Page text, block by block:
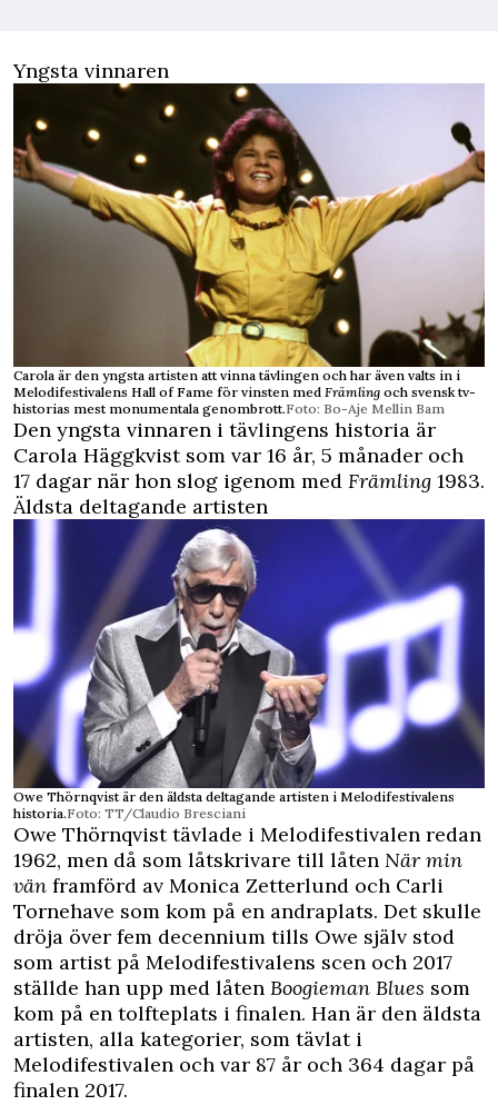
Yngsta vinnaren
Carola är den yngsta artisten att vinna tävlingen och har även valts in i
Melodifestivalens Hall of Fame för vinsten med Främling och svensk tv-
historias mest monumentala genombrott.Foto: Bo-Aje Mellin Bam
Den yngsta vinnaren i tävlingens historia är
Carola Häggkvist som var 16 år, 5 månader och
17 dagar när hon slog igenom med Främling 1983.
Äldsta deltagande artisten
Owe Thörnqvist är den äldsta deltagande artisten i Melodifestivalens
historia.Foto: TT/Claudio Bresciani
Owe Thörnqvist tävlade i Melodifestivalen redan
1962, men då som låtskrivare till låten När min
vän framförd av Monica Zetterlund och Carli
Tornehave som kom på en andraplats. Det skulle
dröja över fem decennium tills Owe själv stod
som artist på Melodifestivalens scen och 2017
ställde han upp med låten Boogieman Blues som
kom på en tolfteplats i finalen. Han är den äldsta
artisten, alla kategorier, som tävlat i
Melodifestivalen och var 87 år och 364 dagar på
finalen 2017.